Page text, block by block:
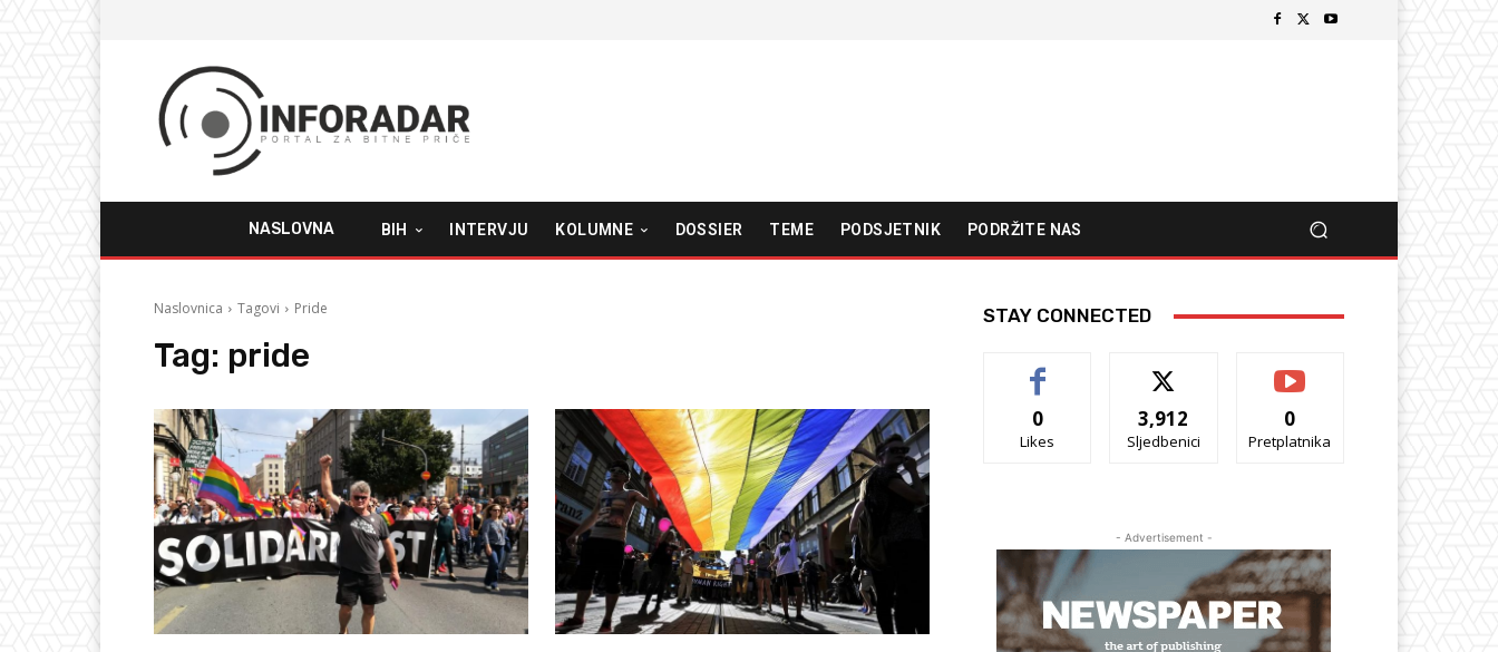
NASLOVNA BIH INTERVJU KOLUMNE DOSSIER TEME PODSJETNIK PODRŽITE NAS
Naslovnica Tagovi Pride
Tag: pride
STAY CONNECTED
0
Likes
3,912
Sljedbenici
0
Pretplatnika
- Advertisement -